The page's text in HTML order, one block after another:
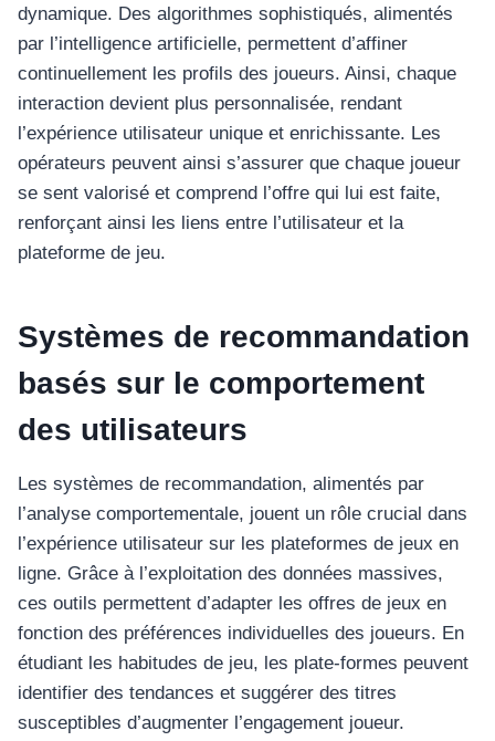
dynamique. Des algorithmes sophistiqués, alimentés
par l’intelligence artificielle, permettent d’affiner
continuellement les profils des joueurs. Ainsi, chaque
interaction devient plus personnalisée, rendant
l’expérience utilisateur unique et enrichissante. Les
opérateurs peuvent ainsi s’assurer que chaque joueur
se sent valorisé et comprend l’offre qui lui est faite,
renforçant ainsi les liens entre l’utilisateur et la
plateforme de jeu.
Systèmes de recommandation
basés sur le comportement
des utilisateurs
Les systèmes de recommandation, alimentés par
l’analyse comportementale, jouent un rôle crucial dans
l’expérience utilisateur sur les plateformes de jeux en
ligne. Grâce à l’exploitation des données massives,
ces outils permettent d’adapter les offres de jeux en
fonction des préférences individuelles des joueurs. En
étudiant les habitudes de jeu, les plate-formes peuvent
identifier des tendances et suggérer des titres
susceptibles d’augmenter l’engagement joueur.